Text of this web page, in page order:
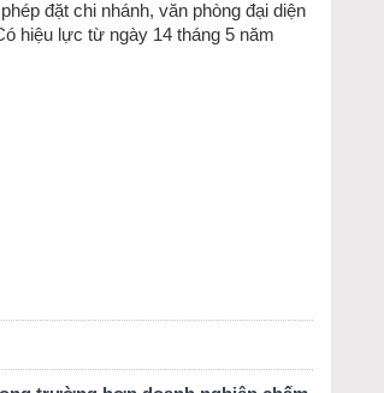
đặt chi nhánh, văn phòng đại diện
hiệu lực từ ngày 14 tháng 5 năm